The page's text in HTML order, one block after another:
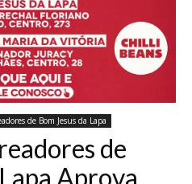
de Bom Jesus da Lapa
de
Aprova